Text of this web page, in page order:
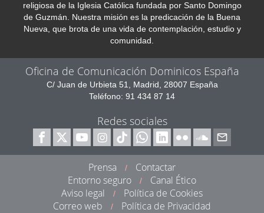
religiosa de la Iglesia Católica fundada por Santo Domingo
de Guzmán. Nuestra misión es la predicación de la Buena
Nueva, que brota de una vida de contemplación, estudio y
comunidad.
Oficina de Comunicación Dominicos España
C/ Juan de Urbieta 51, Madrid, 28007 España
Teléfono: 91 434 87 14
Redes sociales
Prensa /
Contactar
Entorno seguro
/
Canal Ético
Aviso legal
/
Política de Cookies
Correo web
/ Política de Privacidad